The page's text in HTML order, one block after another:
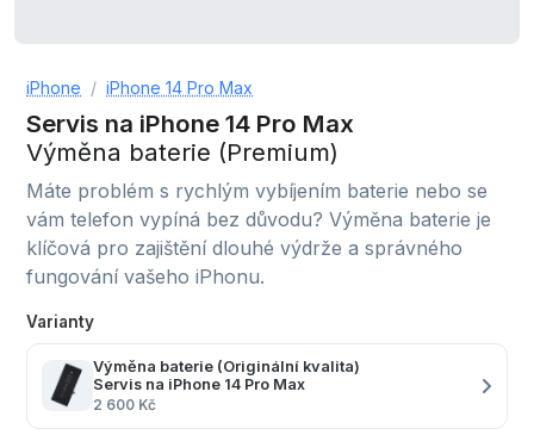
iPhone iPhone 14 Pro Max
Servis na iPhone 14 Pro Max
Výměna baterie (Premium)
Máte problém s rychlým vybíjením baterie nebo se
vám telefon vypíná bez důvodu? Výměna baterie je
klíčová pro zajištění dlouhé výdrže a správného
fungování vašeho iPhonu.
Varianty
Výměna baterie (Originální kvalita)
Servis na iPhone 14 Pro Max
2 600 Kč